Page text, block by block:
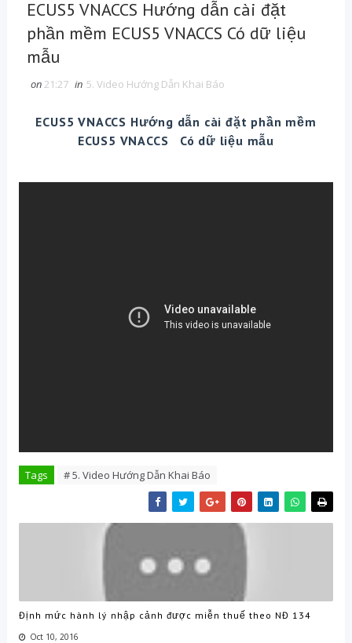
ECUS5 VNACCS Hướng dẫn cài đặt
phần mềm ECUS5 VNACCS Có dữ liệu
mẫu
on21:27 in 5. Video Hướng Dẫn Khai Báo
ECUS5 VNACCS Hướng dẫn cài đặt phần mềm
ECUS5 VNACCS Có dữ liệu mẫu
Tags # 5. Video Hướng Dẫn Khai Báo
Định mức hành lý nhập cảnh được miễn thuế theo NĐ 134
Oct 10, 2016